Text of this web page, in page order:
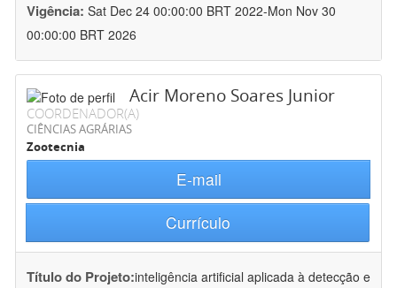
Vigência: Sat Dec 24 00:00:00 BRT 2022-Mon Nov 30
00:00:00 BRT 2026
Acir Moreno Soares Junior
COORDENADOR(A)
CIÊNCIAS AGRÁRIAS
Zootecnia
E-mail
Currículo
Título do Projeto:inteligência artificial aplicada à detecção e